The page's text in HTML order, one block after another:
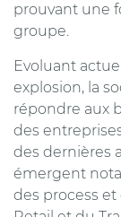
prouvant une
groupe.
Evoluant
explosion, la
répondre aux
des
des dernières
émergent
des process et